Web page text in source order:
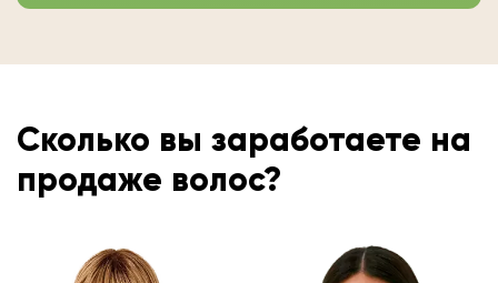
Сколько вы заработаете на
продаже волос?